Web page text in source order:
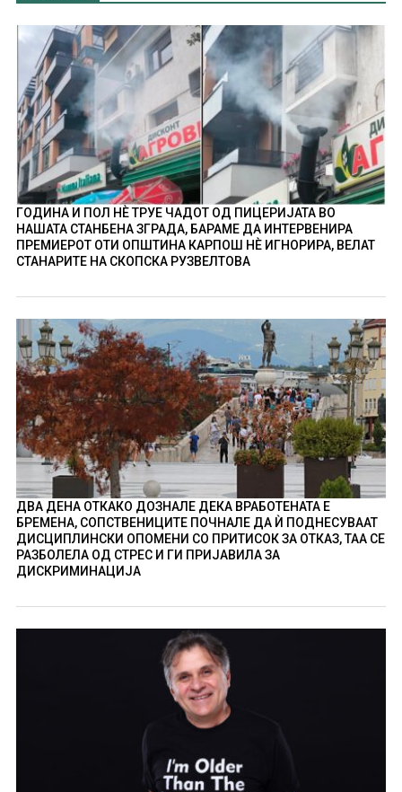
ГОДИНА И ПОЛ НÈ ТРУЕ ЧАДОТ ОД ПИЦЕРИЈАТА ВО
НАШАТА СТАНБЕНА ЗГРАДА, БАРАМЕ ДА ИНТЕРВЕНИРА
ПРЕМИЕРОТ ОТИ ОПШТИНА КАРПОШ НÈ ИГНОРИРА, ВЕЛАТ
СТАНАРИТЕ НА СКОПСКА РУЗВЕЛТОВА
ДВА ДЕНА ОТКАКО ДОЗНАЛЕ ДЕКА ВРАБОТЕНАТА Е
БРЕМЕНА, СОПСТВЕНИЦИТЕ ПОЧНАЛЕ ДА Ѝ ПОДНЕСУВААТ
ДИСЦИПЛИНСКИ ОПОМЕНИ СО ПРИТИСОК ЗА ОТКАЗ, ТАА СЕ
РАЗБОЛЕЛА ОД СТРЕС И ГИ ПРИЈАВИЛА ЗА
ДИСКРИМИНАЦИЈА